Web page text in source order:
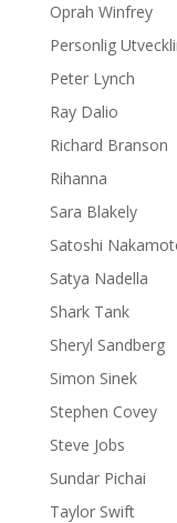
Oprah Winfrey
Personlig
Peter Lynch
Ray Dalio
Richard Branson
Rihanna
Sara Blakely
Satoshi
Satya Nadella
Shark Tank
Sheryl Sandberg
Simon Sinek
Stephen Covey
Steve Jobs
Sundar Pichai
Taylor Swift